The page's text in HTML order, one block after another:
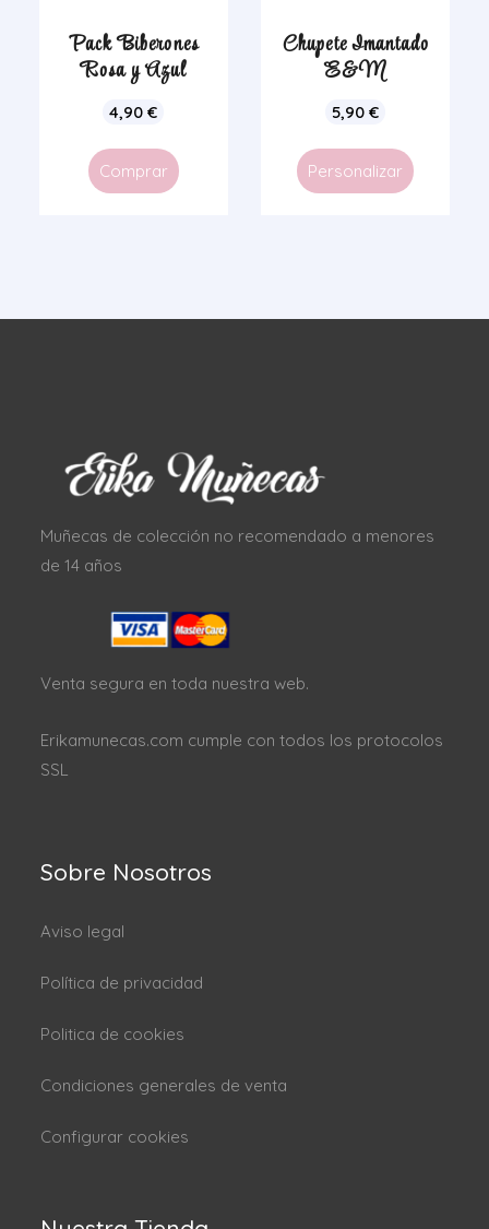
Pack Biberones
Rosa y Azul
4,90€
Comprar
Chupete Imantado
E&M
5,90€
Personalizar
Muñecas de colección no recomendado a menores
de 14 años
Venta segura en toda nuestra web.
Erikamunecas.com cumple con todos los protocolos
SSL
Sobre Nosotros
Aviso legal
Política de privacidad
Politica de cookies
Condiciones generales de venta
Configurar cookies